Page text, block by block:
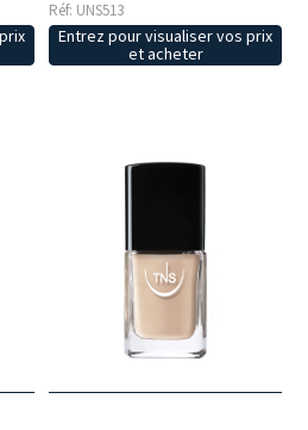
Réf: UNS513
Entrez pour visualiser vos prix
et acheter